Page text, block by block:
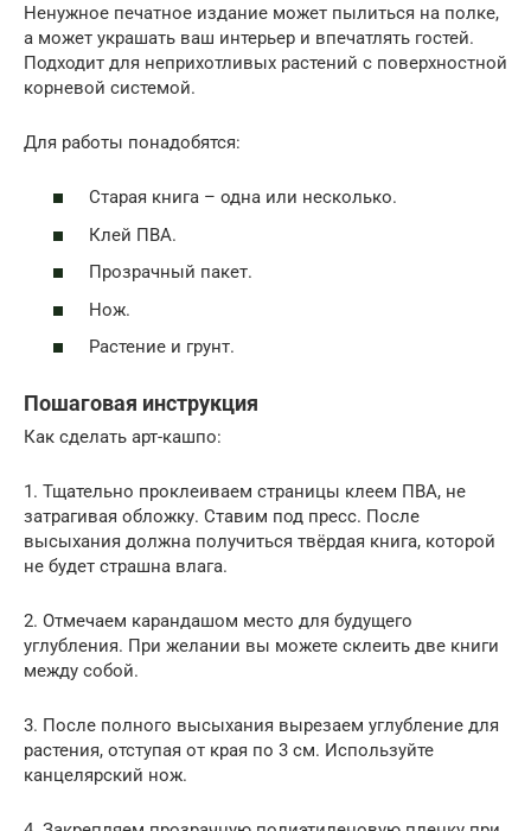
Ненужное печатное издание может пылиться на полке,
а может украшать ваш интерьер и впечатлять гостей.
Подходит для неприхотливых растений с поверхностной
корневой системой.
Для работы понадобятся:
Старая книга – одна или несколько.
Клей ПВА.
Прозрачный пакет.
Нож.
Растение и грунт.
Пошаговая инструкция
Как сделать арт-кашпо:
1. Тщательно проклеиваем страницы клеем ПВА, не
затрагивая обложку. Ставим под пресс. После
высыхания должна получиться твёрдая книга, которой
не будет страшна влага.
2. Отмечаем карандашом место для будущего
углубления. При желании вы можете склеить две книги
между собой.
3. После полного высыхания вырезаем углубление для
растения, отступая от края по 3 см. Используйте
канцелярский нож.